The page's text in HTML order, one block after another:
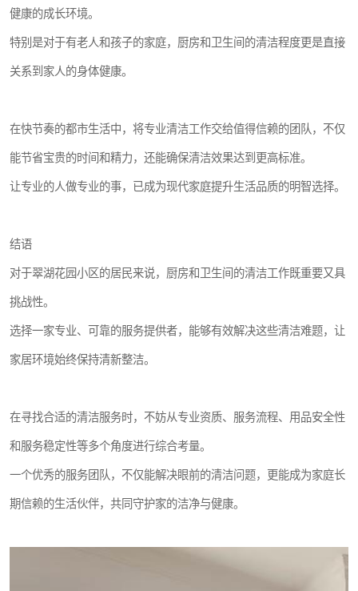
健康的成长环境。
特别是对于有老人和孩子的家庭，厨房和卫生间的清洁程度更是直接
关系到家人的身体健康。
在快节奏的都市生活中，将专业清洁工作交给值得信赖的团队，不仅
能节省宝贵的时间和精力，还能确保清洁效果达到更高标准。
让专业的人做专业的事，已成为现代家庭提升生活品质的明智选择。
结语
对于翠湖花园小区的居民来说，厨房和卫生间的清洁工作既重要又具
挑战性。
选择一家专业、可靠的服务提供者，能够有效解决这些清洁难题，让
家居环境始终保持清新整洁。
在寻找合适的清洁服务时，不妨从专业资质、服务流程、用品安全性
和服务稳定性等多个角度进行综合考量。
一个优秀的服务团队，不仅能解决眼前的清洁问题，更能成为家庭长
期信赖的生活伙伴，共同守护家的洁净与健康。